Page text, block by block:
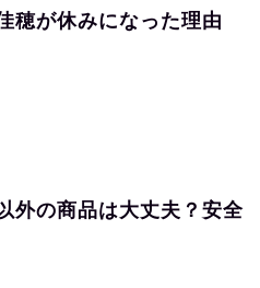
穂が休みになった理由
外の商品は大丈夫？安全